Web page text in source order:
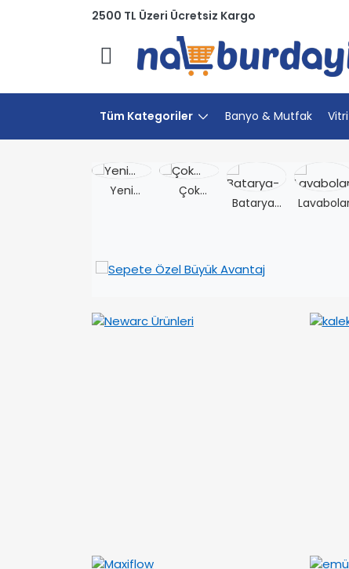
2500 TL Üzeri Ücretsiz Kargo
Menü
Tüm Kategoriler Banyo & Mutfak
Yeni
Çok
Batarya-